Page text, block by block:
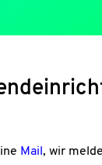
Mail , wir